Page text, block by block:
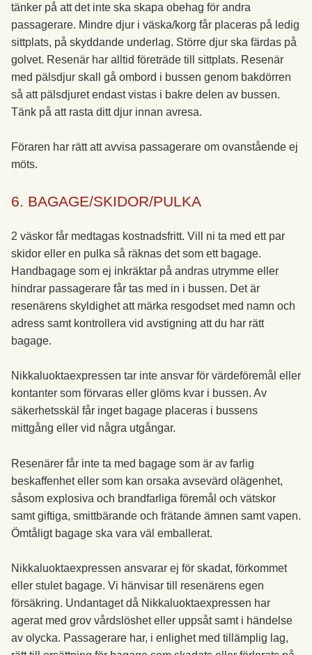
tänker på att det inte ska skapa obehag för andra
passagerare. Mindre djur i väska/korg får placeras på ledig
sittplats, på skyddande underlag. Större djur ska färdas på
golvet. Resenär har alltid företräde till sittplats. Resenär
med pälsdjur skall gå ombord i bussen genom bakdörren
så att pälsdjuret endast vistas i bakre delen av bussen.
Tänk på att rasta ditt djur innan avresa.
Föraren har rätt att avvisa passagerare om ovanstående ej
möts.
6. BAGAGE/SKIDOR/PULKA
2 väskor får medtagas kostnadsfritt. Vill ni ta med ett par
skidor eller en pulka så räknas det som ett bagage.
Handbagage som ej inkräktar på andras utrymme eller
hindrar passagerare får tas med in i bussen. Det är
resenärens skyldighet att märka resgodset med namn och
adress samt kontrollera vid avstigning att du har rätt
bagage.
Nikkaluoktaexpressen tar inte ansvar för värdeföremål eller
kontanter som förvaras eller glöms kvar i bussen. Av
säkerhetsskäl får inget bagage placeras i bussens
mittgång eller vid några utgångar.
Resenärer får inte ta med bagage som är av farlig
beskaffenhet eller som kan orsaka avsevärd olägenhet,
såsom explosiva och brandfarliga föremål och vätskor
samt giftiga, smittbärande och frätande ämnen samt vapen.
Ömtåligt bagage ska vara väl emballerat.
Nikkaluoktaexpressen ansvarar ej för skadat, förkommet
eller stulet bagage. Vi hänvisar till resenärens egen
försäkring. Undantaget då Nikkaluoktaexpressen har
agerat med grov vårdslöshet eller uppsåt samt i händelse
av olycka. Passagerare har, i enlighet med tillämplig lag,